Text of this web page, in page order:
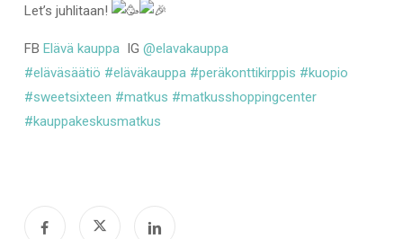
Let’s juhlitaan!
FB Elävä kauppaIG @elavakauppa
#eläväsäätiö #eläväkauppa #peräkonttikirppis #kuopio
#sweetsixteen #matkus #matkusshoppingcenter
#kauppakeskusmatkus